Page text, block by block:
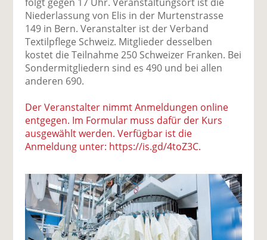
Niederlassung von Elis in der Murtenstrasse
149 in Bern. Veranstalter ist der Verband
Textilpflege Schweiz. Mitglieder desselben
kostet die Teilnahme 250 Schweizer Franken. Bei
Sondermitgliedern sind es 490 und bei allen
anderen 690.
Der Veranstalter nimmt Anmeldungen online
entgegen. Im Formular muss dafür der Kurs
ausgewählt werden. Verfügbar ist die
Anmeldung unter: https://is.gd/4toZ3C.